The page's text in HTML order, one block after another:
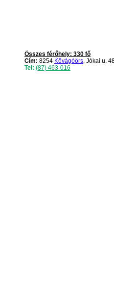
Összes férőhely: 330 fő
Cím: 8254 Kővágóörs, Jókai u.
Tel: (87) 463-016